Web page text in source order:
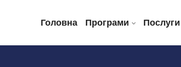
Головна Програми Послуги